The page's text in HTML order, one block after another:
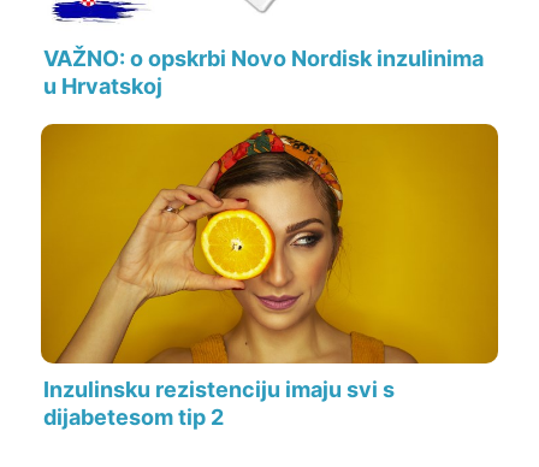
VAŽNO: o opskrbi Novo Nordisk inzulinima
u Hrvatskoj
Inzulinsku rezistenciju imaju svi s
dijabetesom tip 2